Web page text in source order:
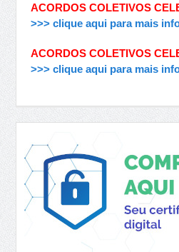
ACORDOS COLETIVOS
>>> clique aqui para mais
ACORDOS COLETIVOS
>>> clique aqui para mais